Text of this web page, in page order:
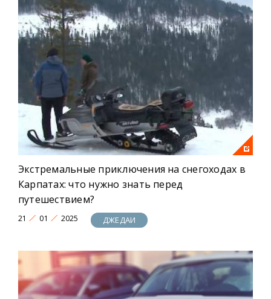
Экстремальные приключения на снегоходах в
Карпатах: что нужно знать перед
путешествием?
21 01 2025 ДЖЕДАИ